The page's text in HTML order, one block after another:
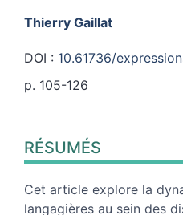
Thierry Gaillat
DOI : 10.61736/
p. 105-126
Index
Plan
Texte
Bibliographie
RÉSUMÉS
Cet article explore la
langagières au sein des